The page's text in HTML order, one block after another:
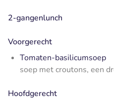
2-gangenlunch
Voorgerecht
Tomaten-basilicumsoep
soep met croutons, een
Hoofdgerecht